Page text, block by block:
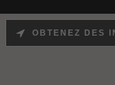
OBTENEZ DES